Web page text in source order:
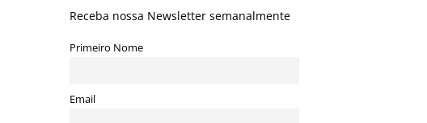
Receba nossa Newsletter semanalmente
Primeiro Nome
Email